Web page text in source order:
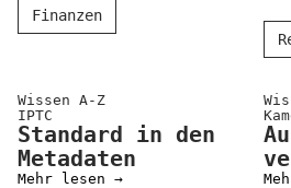
Finanzen
Wissen A-Z
IPTC
Standard in den
Metadaten
Mehr lesen →